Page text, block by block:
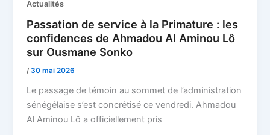
Actualités
Passation de service à la Primature : les
confidences de Ahmadou Al Aminou Lô
sur Ousmane Sonko
/30 mai 2026
Le passage de témoin au sommet de l’administration
sénégélaise s’est concrétisé ce vendredi. Ahmadou
Al Aminou Lô a officiellement pris